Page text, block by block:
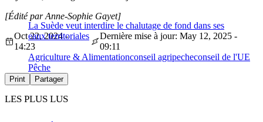
La Suède veut interdire le chalutage de fond dans ses
eaux territoriales
[Édité par Anne-Sophie Gayet]
Oct 22, 2024 -
14:23
Dernière mise à jour: May 12, 2025 -
09:11
Agriculture & Alimentationconseil agripecheconseil de l'UE
Pêche
Print Partager
LES PLUS LUS